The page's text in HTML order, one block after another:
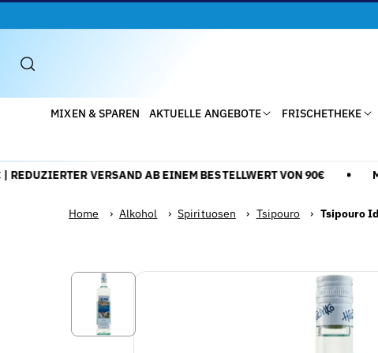
Inhalt
MIXEN & SPAREN AKTUELLE ANGEBOTE FRISCHETHEKE
VERSAND AB EINEM BESTELLWERT VON 90€
Home › Alkohol › Spirituosen › Tsipouro › Tsipouro
Zu
Alle
Details
anzeigen